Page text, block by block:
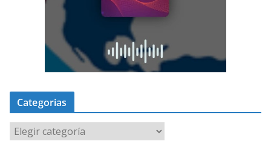
Categorias